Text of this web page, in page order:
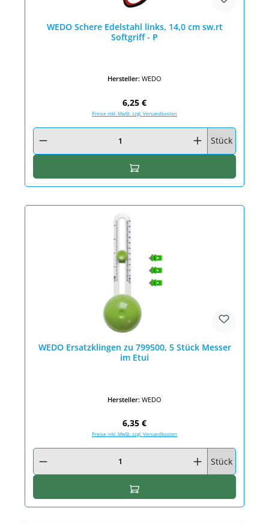
WEDO Schere Edelstahl links, 14,0 cm sw.rt
Softgriff - P
Hersteller: WEDO
Regulärer Preis:
6,25 €
Preise inkl. MwSt. zzgl. Versandkosten
Produkt Anzahl: Gib den gewünschten Wert ein oder benutze die
Stück
In den Warenkorb
WEDO Ersatzklingen zu 799500, 5 Stück Messer
im Etui
Hersteller: WEDO
Regulärer Preis:
6,35 €
Preise inkl. MwSt. zzgl. Versandkosten
Produkt Anzahl: Gib den gewünschten Wert ein oder benutze die
Stück
In den Warenkorb